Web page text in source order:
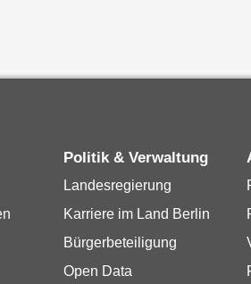
Politik & Verwaltung
Landesregierung
Karriere im Land Berlin
Bürgerbeteiligung
Open Data